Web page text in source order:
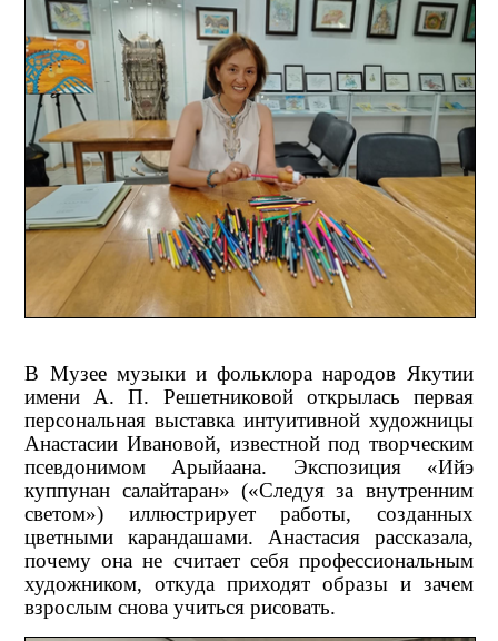
В Музее музыки и фольклора народов Якутии
имени А. П. Решетниковой открылась первая
персональная выставка интуитивной художницы
Анастасии Ивановой, известной под творческим
псевдонимом Арыйаана. Экспозиция «Ийэ
куппунан салайтаран» («Следуя за внутренним
светом») иллюстрирует работы, созданных
цветными карандашами. Анастасия рассказала,
почему она не считает себя профессиональным
художником, откуда приходят образы и зачем
взрослым снова учиться рисовать.